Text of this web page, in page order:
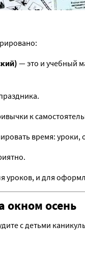
— это и учебный
к
время: уроки,
уроков, и для
окном осень
с детьми